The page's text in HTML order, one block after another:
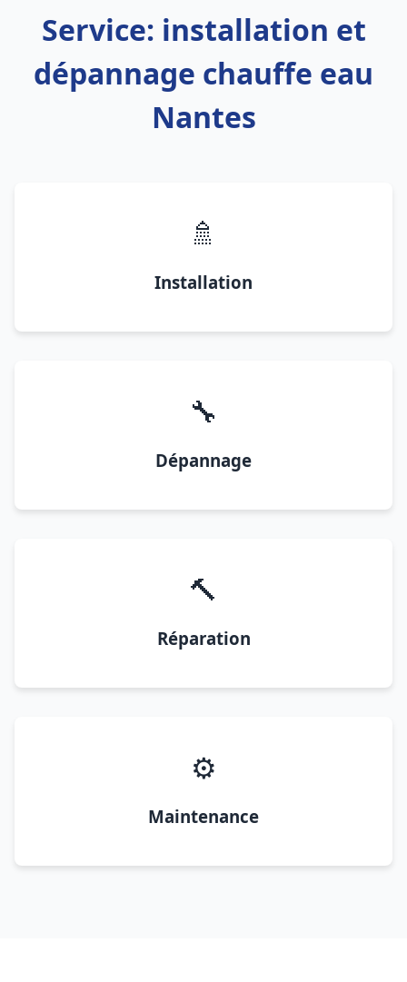
Service: installation et
dépannage chauffe eau
Nantes
🚿
Installation
🔧
Dépannage
🔨
Réparation
⚙️
Maintenance